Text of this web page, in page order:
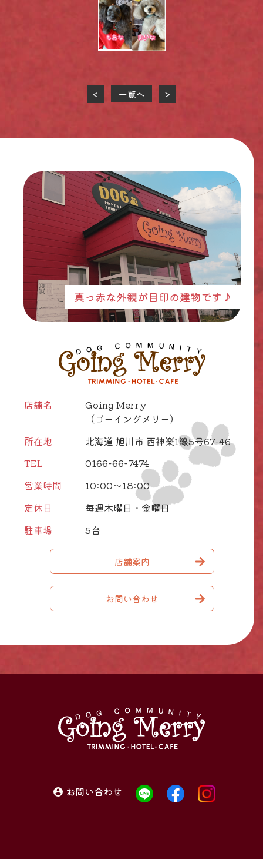
< 一覧へ >
真っ赤な外観が目印の建物です♪
店舗名
Going Merry
（ゴーイングメリー）
所在地
北海道 旭川市 西神楽1線5号67-46
TEL
0166-66-7474
営業時間
10:00～18:00
定休日
毎週木曜日・金曜日
駐車場
5台
店舗案内
お問い合わせ
お問い合わせ